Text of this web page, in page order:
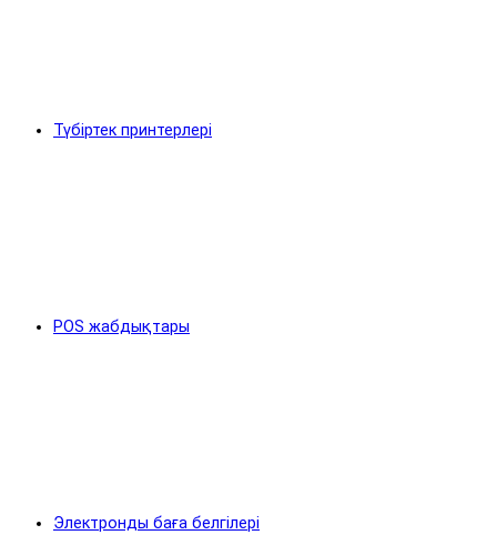
Түбіртек принтерлері
POS жабдықтары
Электронды баға белгілері